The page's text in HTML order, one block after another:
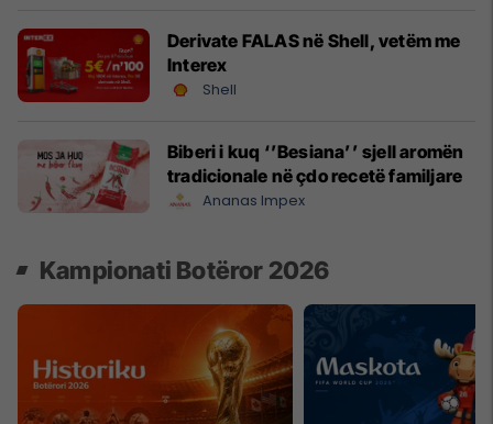
Derivate FALAS në Shell, vetëm me
Interex
Shell
Biberi i kuq ‘’Besiana’’ sjell aromën
tradicionale në çdo recetë familjare
Ananas Impex
Kampionati Botëror 2026